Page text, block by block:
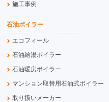
施工事例
石油ボイラー
エコフィール
石油給湯ボイラー
石油暖房ボイラー
マンション取替用石油式ボイラー
取り扱いメーカー